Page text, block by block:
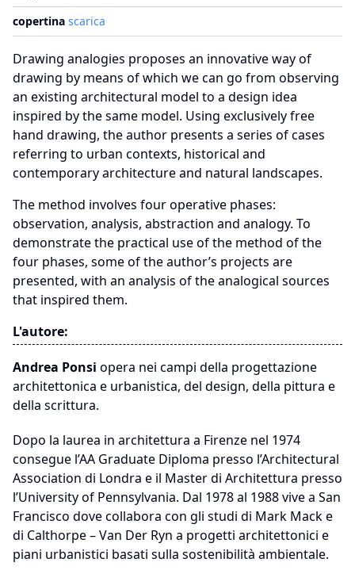
copertina scarica
Drawing analogies proposes an innovative way of
drawing by means of which we can go from observing
an existing architectural model to a design idea
inspired by the same model. Using exclusively free
hand drawing, the author presents a series of cases
referring to urban contexts, historical and
contemporary architecture and natural landscapes.
The method involves four operative phases:
observation, analysis, abstraction and analogy. To
demonstrate the practical use of the method of the
four phases, some of the author’s projects are
presented, with an analysis of the analogical sources
that inspired them.
L'autore:
Andrea Ponsi opera nei campi della progettazione
architettonica e urbanistica, del design, della pittura e
della scrittura.
Dopo la laurea in architettura a Firenze nel 1974
consegue l’AA Graduate Diploma presso l’Architectural
Association di Londra e il Master di Architettura presso
l’University of Pennsylvania. Dal 1978 al 1988 vive a San
Francisco dove collabora con gli studi di Mark Mack e
di Calthorpe – Van Der Ryn a progetti architettonici e
piani urbanistici basati sulla sostenibilità ambientale.